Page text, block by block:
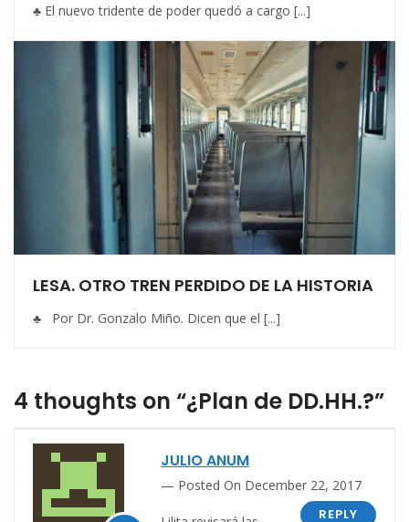
♣ El nuevo tridente de poder quedó a cargo [...]
LESA. OTRO TREN PERDIDO DE LA HISTORIA
♣ Por Dr. Gonzalo Miño. Dicen que el [...]
4 thoughts on “¿Plan de DD.HH.?”
JULIO ANUM
Posted On December 22, 2017
REPLY